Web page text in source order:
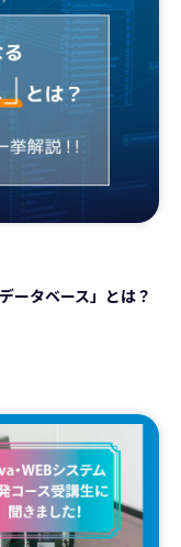
ータベース」とは？